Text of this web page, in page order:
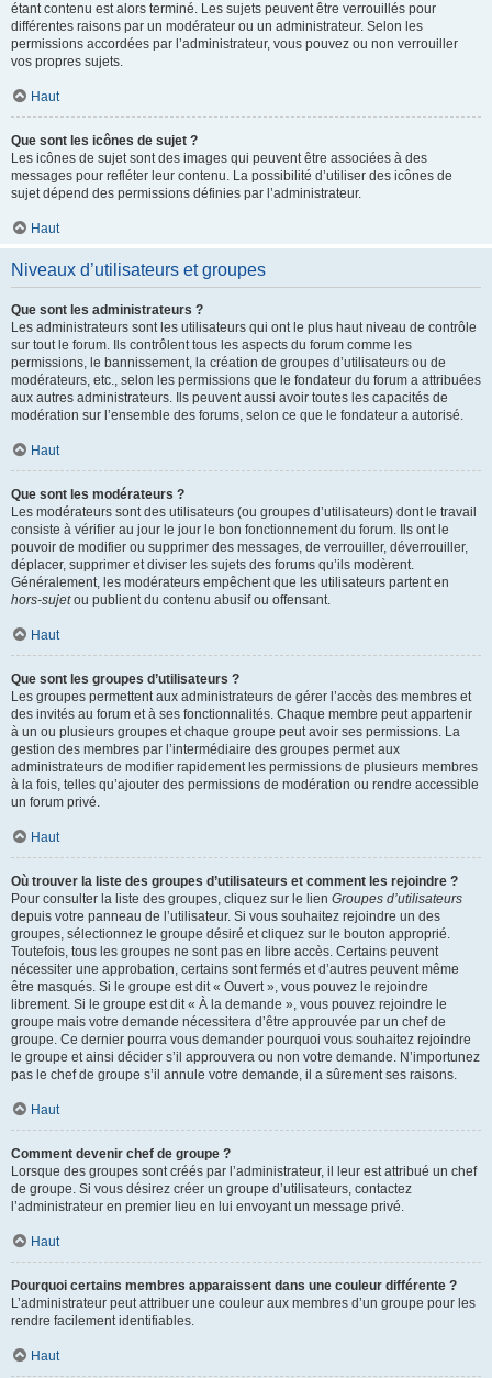
étant contenu est alors terminé. Les sujets peuvent être verrouillés pour
différentes raisons par un modérateur ou un administrateur. Selon les
permissions accordées par l’administrateur, vous pouvez ou non verrouiller
vos propres sujets.
Haut
Que sont les icônes de sujet ?
Les icônes de sujet sont des images qui peuvent être associées à des
messages pour refléter leur contenu. La possibilité d’utiliser des icônes de
sujet dépend des permissions définies par l’administrateur.
Haut
Niveaux d’utilisateurs et groupes
Que sont les administrateurs ?
Les administrateurs sont les utilisateurs qui ont le plus haut niveau de contrôle
sur tout le forum. Ils contrôlent tous les aspects du forum comme les
permissions, le bannissement, la création de groupes d’utilisateurs ou de
modérateurs, etc., selon les permissions que le fondateur du forum a attribuées
aux autres administrateurs. Ils peuvent aussi avoir toutes les capacités de
modération sur l’ensemble des forums, selon ce que le fondateur a autorisé.
Haut
Que sont les modérateurs ?
Les modérateurs sont des utilisateurs (ou groupes d’utilisateurs) dont le travail
consiste à vérifier au jour le jour le bon fonctionnement du forum. Ils ont le
pouvoir de modifier ou supprimer des messages, de verrouiller, déverrouiller,
déplacer, supprimer et diviser les sujets des forums qu’ils modèrent.
Généralement, les modérateurs empêchent que les utilisateurs partent en
hors-sujetou publient du contenu abusif ou offensant.
Haut
Que sont les groupes d’utilisateurs ?
Les groupes permettent aux administrateurs de gérer l’accès des membres et
des invités au forum et à ses fonctionnalités. Chaque membre peut appartenir
à un ou plusieurs groupes et chaque groupe peut avoir ses permissions. La
gestion des membres par l’intermédiaire des groupes permet aux
administrateurs de modifier rapidement les permissions de plusieurs membres
à la fois, telles qu’ajouter des permissions de modération ou rendre accessible
un forum privé.
Haut
Où trouver la liste des groupes d’utilisateurs et comment les rejoindre ?
Pour consulter la liste des groupes, cliquez sur le lien Groupes d’utilisateurs
depuis votre panneau de l’utilisateur. Si vous souhaitez rejoindre un des
groupes, sélectionnez le groupe désiré et cliquez sur le bouton approprié.
Toutefois, tous les groupes ne sont pas en libre accès. Certains peuvent
nécessiter une approbation, certains sont fermés et d’autres peuvent même
être masqués. Si le groupe est dit « Ouvert », vous pouvez le rejoindre
librement. Si le groupe est dit « À la demande », vous pouvez rejoindre le
groupe mais votre demande nécessitera d’être approuvée par un chef de
groupe. Ce dernier pourra vous demander pourquoi vous souhaitez rejoindre
le groupe et ainsi décider s’il approuvera ou non votre demande. N’importunez
pas le chef de groupe s’il annule votre demande, il a sûrement ses raisons.
Haut
Comment devenir chef de groupe ?
Lorsque des groupes sont créés par l’administrateur, il leur est attribué un chef
de groupe. Si vous désirez créer un groupe d’utilisateurs, contactez
l’administrateur en premier lieu en lui envoyant un message privé.
Haut
Pourquoi certains membres apparaissent dans une couleur différente ?
L’administrateur peut attribuer une couleur aux membres d’un groupe pour les
rendre facilement identifiables.
Haut